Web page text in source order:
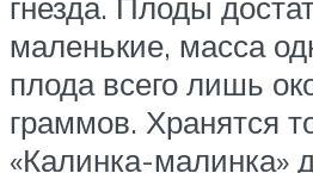
маленькие, масса
плода всего лишь
граммов. Хранятся
«Калинка-малинка»